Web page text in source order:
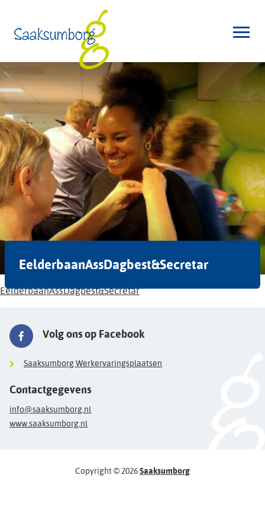
EelderbaanAssDagbest&Secretar
EelderbaanAssDagbest&Secretar
Volg ons op Facebook
Saaksumborg Werkervaringsplaatsen
Contactgegevens
info@saaksumborg.nl
www.saaksumborg.nl
Copyright © 2026Saaksumborg